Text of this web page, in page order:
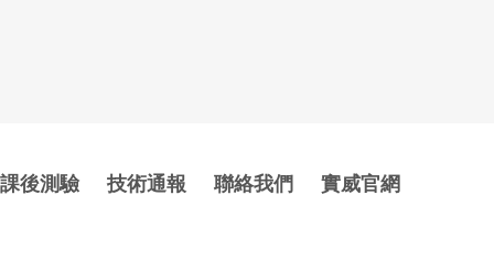
課後測驗 技術通報 聯絡我們 實威官網